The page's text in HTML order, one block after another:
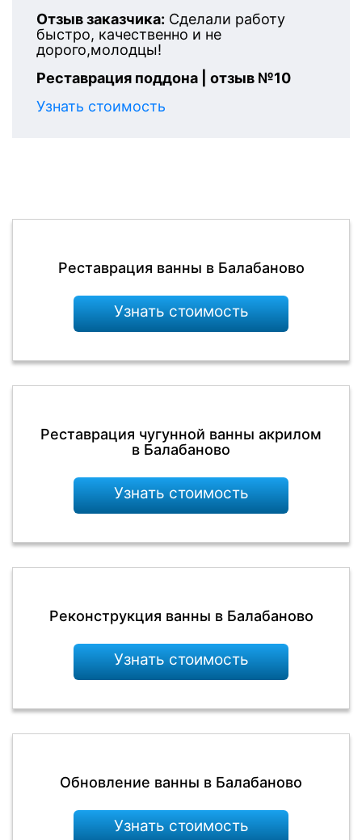
Отзыв заказчика: Сделали работу
быстро, качественно и не
дорого,молодцы!
Реставрация поддона | отзыв №10
Узнать стоимость
Реставрация ванны в Балабаново
Узнать стоимость
Реставрация чугунной ванны акрилом
в Балабаново
Узнать стоимость
Реконструкция ванны в Балабаново
Узнать стоимость
Обновление ванны в Балабаново
Узнать стоимость